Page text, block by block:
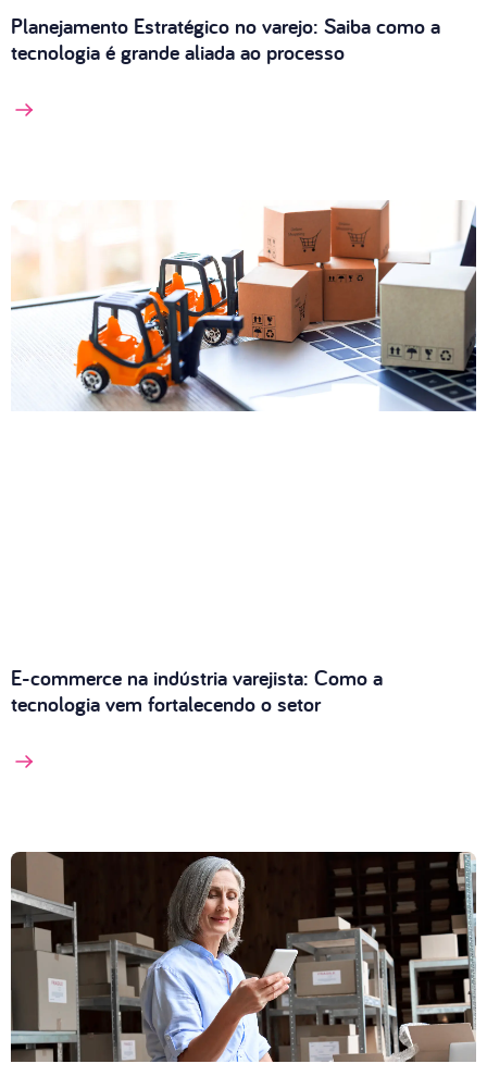
Planejamento Estratégico no varejo: Saiba como a
tecnologia é grande aliada ao processo
E-commerce na indústria varejista: Como a
tecnologia vem fortalecendo o setor